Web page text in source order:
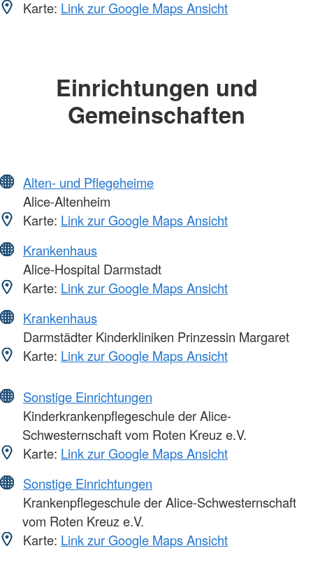
Karte: Link zur Google Maps Ansicht
Einrichtungen und
Gemeinschaften
Alten- und Pflegeheime
Alice-Altenheim
Karte: Link zur Google Maps Ansicht
Krankenhaus
Alice-Hospital Darmstadt
Karte: Link zur Google Maps Ansicht
Krankenhaus
Darmstädter Kinderkliniken Prinzessin Margaret
Karte: Link zur Google Maps Ansicht
Sonstige Einrichtungen
Kinderkrankenpflegeschule der Alice-
Schwesternschaft vom Roten Kreuz e.V.
Karte: Link zur Google Maps Ansicht
Sonstige Einrichtungen
Krankenpflegeschule der Alice-Schwesternschaft
vom Roten Kreuz e.V.
Karte: Link zur Google Maps Ansicht